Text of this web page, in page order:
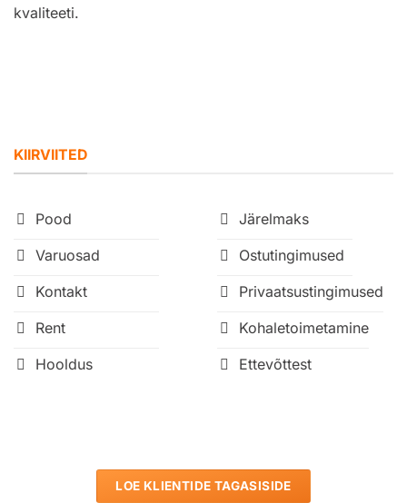
kvaliteeti.
KIIRVIITED
Pood
Varuosad
Kontakt
Rent
Hooldus
Järelmaks
Ostutingimused
Privaatsustingimused
Kohaletoimetamine
Ettevõttest
LOE KLIENTIDE TAGASISIDE